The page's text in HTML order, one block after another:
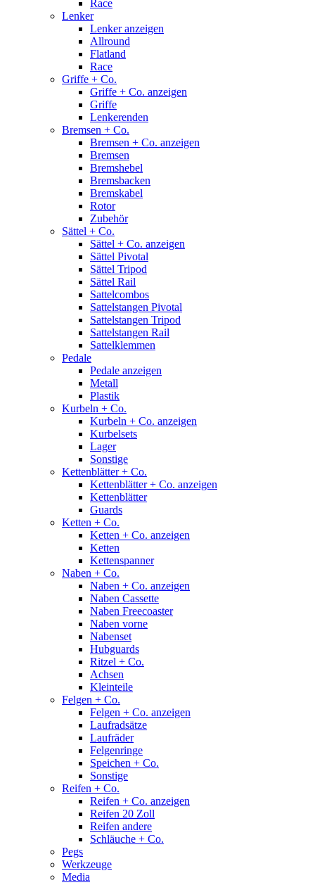
Race
Lenker
Lenker anzeigen
Allround
Flatland
Race
Griffe + Co.
Griffe + Co. anzeigen
Griffe
Lenkerenden
Bremsen + Co.
Bremsen + Co. anzeigen
Bremsen
Bremshebel
Bremsbacken
Bremskabel
Rotor
Zubehör
Sättel + Co.
Sättel + Co. anzeigen
Sättel Pivotal
Sättel Tripod
Sättel Rail
Sattelcombos
Sattelstangen Pivotal
Sattelstangen Tripod
Sattelstangen Rail
Sattelklemmen
Pedale
Pedale anzeigen
Metall
Plastik
Kurbeln + Co.
Kurbeln + Co. anzeigen
Kurbelsets
Lager
Sonstige
Kettenblätter + Co.
Kettenblätter + Co. anzeigen
Kettenblätter
Guards
Ketten + Co.
Ketten + Co. anzeigen
Ketten
Kettenspanner
Naben + Co.
Naben + Co. anzeigen
Naben Cassette
Naben Freecoaster
Naben vorne
Nabenset
Hubguards
Ritzel + Co.
Achsen
Kleinteile
Felgen + Co.
Felgen + Co. anzeigen
Laufradsätze
Laufräder
Felgenringe
Speichen + Co.
Sonstige
Reifen + Co.
Reifen + Co. anzeigen
Reifen 20 Zoll
Reifen andere
Schläuche + Co.
Pegs
Werkzeuge
Media